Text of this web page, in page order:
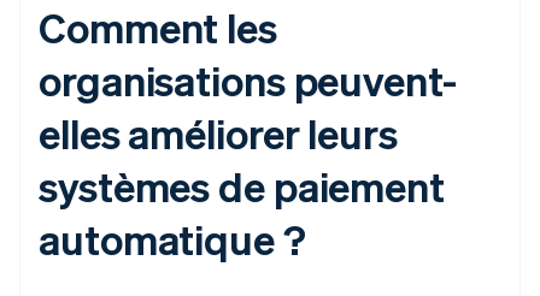
Comment les
organisations peuvent-
elles améliorer leurs
systèmes de paiement
automatique ?